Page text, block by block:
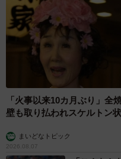
「火事以来10カ月ぶり」
壁も取り払われスケルトン
まいどなトピック
2026.08.07